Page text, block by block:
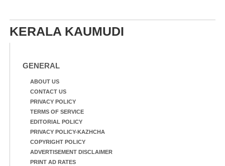
KERALA KAUMUDI
GENERAL
ABOUT US
CONTACT US
PRIVACY POLICY
TERMS OF SERVICE
EDITORIAL POLICY
PRIVACY POLICY-KAZHCHA
COPYRIGHT POLICY
ADVERTISEMENT DISCLAIMER
PRINT AD RATES